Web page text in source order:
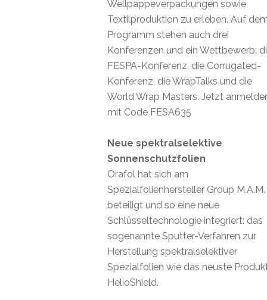
Wellpappeverpackungen sowie
Textilproduktion zu erleben. Auf
Programm stehen auch drei
Konferenzen und ein Wettbewerb:
FESPA-Konferenz, die Corrugated-
Konferenz, die WrapTalks und die
World Wrap Masters. Jetzt
mit Code FESA635
Neue spektralselektive
Sonnenschutzfolien
Orafol hat sich am
Spezialfolienhersteller Group M.A.M.
beteiligt und so eine neue
Schlüsseltechnologie integriert: das
sogenannte Sputter-Verfahren zur
Herstellung spektralselektiver
Spezialfolien wie das neuste
HelioShield.